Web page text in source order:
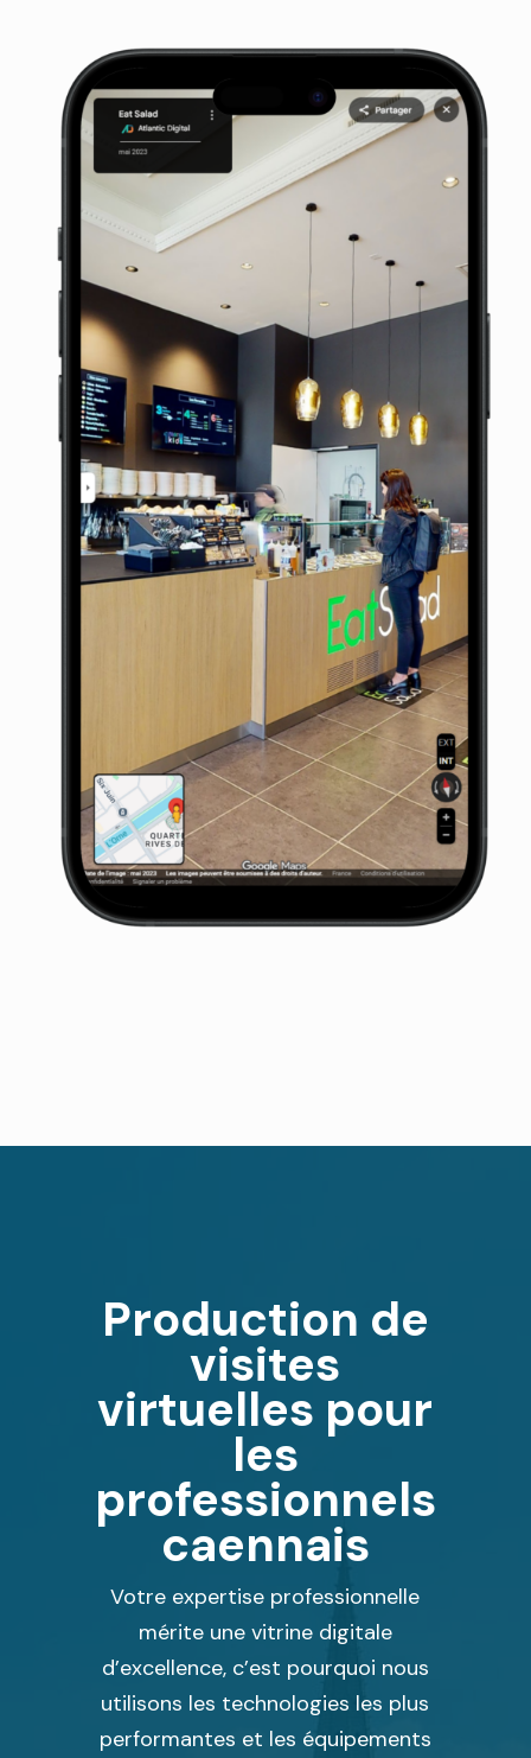
Production de
visites
virtuelles pour
les
professionnels
caennais
Votre expertise professionnelle
mérite une vitrine digitale
d’excellence, c’est pourquoi nous
utilisons les technologies les plus
performantes et les équipements